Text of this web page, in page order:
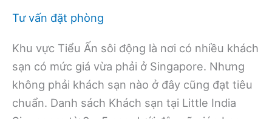
Tư vấn đặt phòng
Khu vực Tiểu Ấn sôi động là nơi có nhiều khách
sạn có mức giá vừa phải ở Singapore. Nhưng
không phải khách sạn nào ở đây cũng đạt tiêu
chuẩn. Danh sách Khách sạn tại Little India